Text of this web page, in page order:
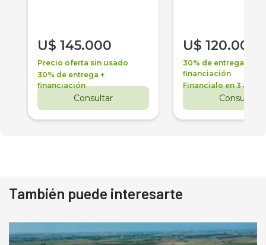
U$ 145.000
Precio oferta sin usado
30% de entrega +
financiación
Consultar
U$ 120.000
30% de entrega +
financiación
Financialo en 3 años
Consultar
También puede interesarte